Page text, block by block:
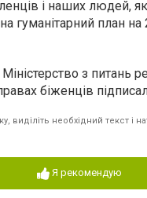
і наших людей,
гуманітарний план
з питань
біженців
виділіть необхідний текст і
Я рекомендую